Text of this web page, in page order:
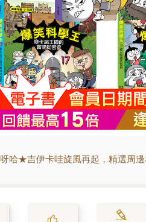
呀哈★吉伊卡哇旋風再起，精選周邊